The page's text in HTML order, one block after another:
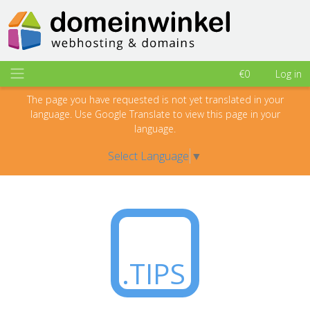
€0
Log in
The page you have requested is not yet translated in your
language. Use Google Translate to view this page in your
language.
Select Language ▼
.TIPS